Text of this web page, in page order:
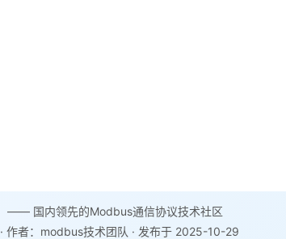
—— 国内领先的Modbus通信协议技术社区
· 作者：modbus技术团队 · 发布于 2025-10-29